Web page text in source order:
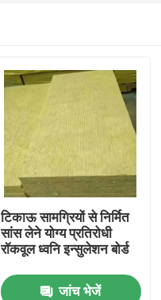
टिकाऊ सामग्रियों से निर्मित
सांस लेने योग्य प्रतिरोधी
रॉकवूल ध्वनि इन्सुलेशन बोर्ड
जांच भेजें